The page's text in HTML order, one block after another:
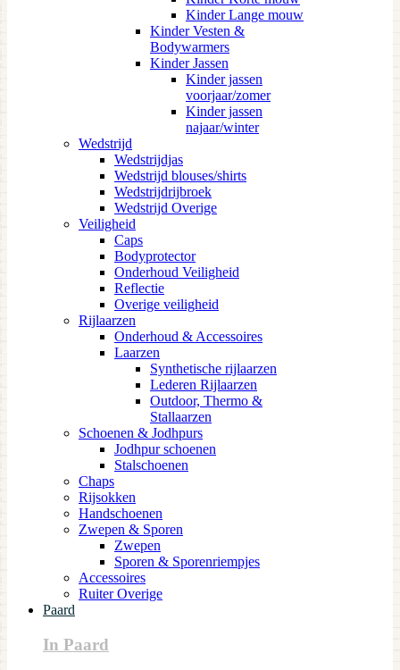
Kinder Lange mouw
Kinder Vesten &
Bodywarmers
Kinder Jassen
Kinder jassen
voorjaar/zomer
Kinder jassen
najaar/winter
Wedstrijd
Wedstrijdjas
Wedstrijd blouses/shirts
Wedstrijdrijbroek
Wedstrijd Overige
Veiligheid
Caps
Bodyprotector
Onderhoud Veiligheid
Reflectie
Overige veiligheid
Rijlaarzen
Onderhoud & Accessoires
Laarzen
Synthetische rijlaarzen
Lederen Rijlaarzen
Outdoor, Thermo &
Stallaarzen
Schoenen & Jodhpurs
Jodhpur schoenen
Stalschoenen
Chaps
Rijsokken
Handschoenen
Zwepen & Sporen
Zwepen
Sporen & Sporenriempjes
Accessoires
Ruiter Overige
Paard
In Paard